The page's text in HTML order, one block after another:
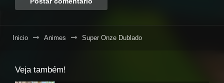
Inicio Animes Super Onze Dublado
Veja também!